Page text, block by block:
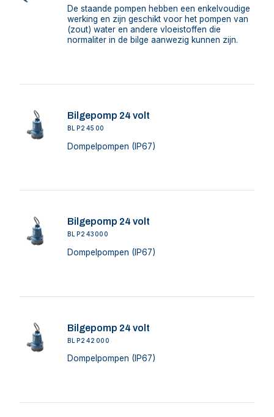
De staande pompen hebben een enkelvoudige
werking en zijn geschikt voor het pompen van
(zout) water en andere vloeistoffen die
normaliter in de bilge aanwezig kunnen zijn.
Bilgepomp 24 volt
BLP24500
Dompelpompen (IP67)
Bilgepomp 24 volt
BLP243000
Dompelpompen (IP67)
Bilgepomp 24 volt
BLP242000
Dompelpompen (IP67)